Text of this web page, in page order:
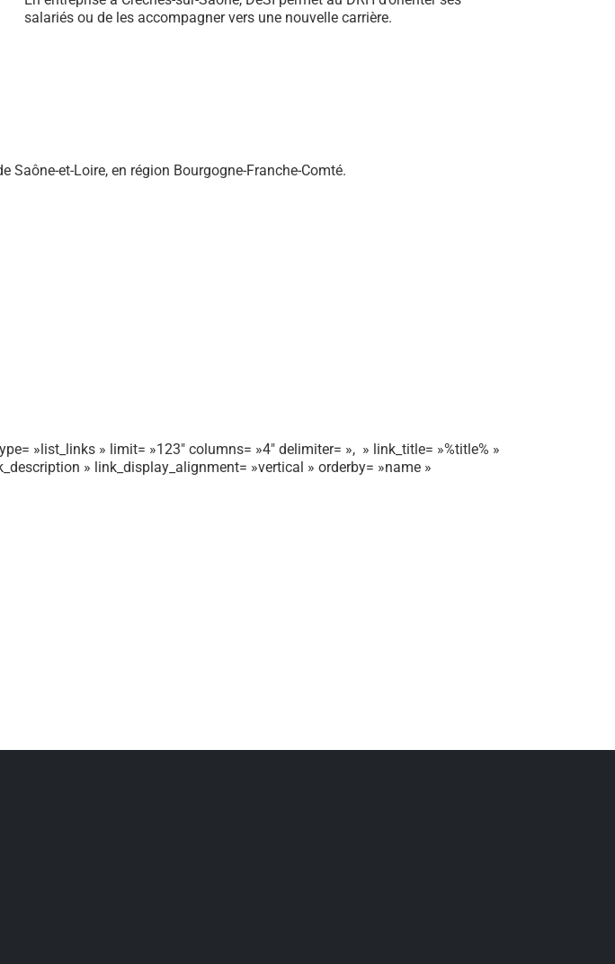
salariés ou de les accompagner vers une nouvelle carrière.
et-Loire, en région Bourgogne-Franche-Comté.
»list_links » limit= »123″ columns= »4″ delimiter= », » link_title= »%title% »
» link_display_alignment= »vertical » orderby= »name »